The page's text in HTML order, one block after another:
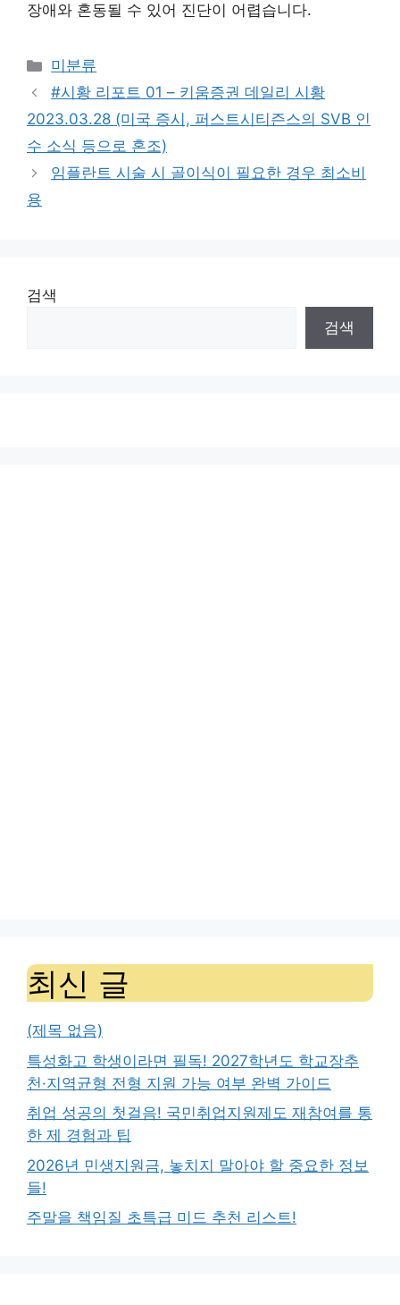
장애와 혼동될 수 있어 진단이 어렵습니다.
Categories
미분류
#시황 리포트 01 – 키움증권 데일리 시황
2023.03.28 (미국 증시, 퍼스트시티즌스의 SVB 인
수 소식 등으로 혼조)
임플란트 시술 시 골이식이 필요한 경우 최소비
용
검색
검색
최신 글
(제목 없음)
특성화고 학생이라면 필독! 2027학년도 학교장추
천·지역균형 전형 지원 가능 여부 완벽 가이드
취업 성공의 첫걸음! 국민취업지원제도 재참여를 통
한 제 경험과 팁
2026년 민생지원금, 놓치지 말아야 할 중요한 정보
들!
주말을 책임질 초특급 미드 추천 리스트!